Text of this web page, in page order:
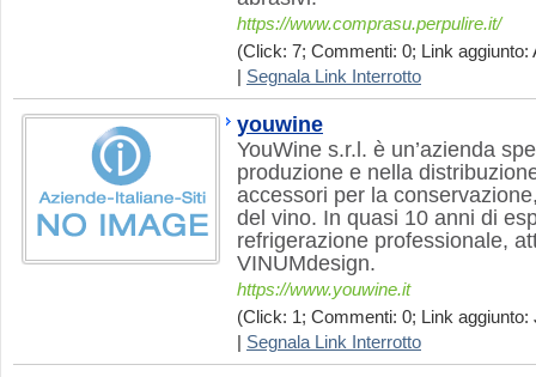
https://www.comprasu.perpulire.it/
(Click: 7; Commenti: 0; Link aggiunto:
Segnala Link Interrotto
youwine
YouWine s.r.l. è un’azienda
produzione e nella
accessori per la
del vino. In quasi 10 anni di
refrigerazione professionale,
VINUMdesign.
https://www.youwine.it
(Click: 1; Commenti: 0; Link aggiunto:
Segnala Link Interrotto